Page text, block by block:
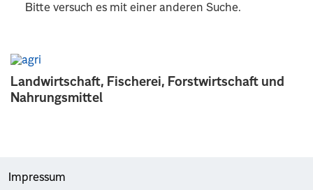
Landwirtschaft, Fischerei, Forstwirtschaft und
Nahrungsmittel
Bitte versuch es mit einer anderen Suche.
Impressum